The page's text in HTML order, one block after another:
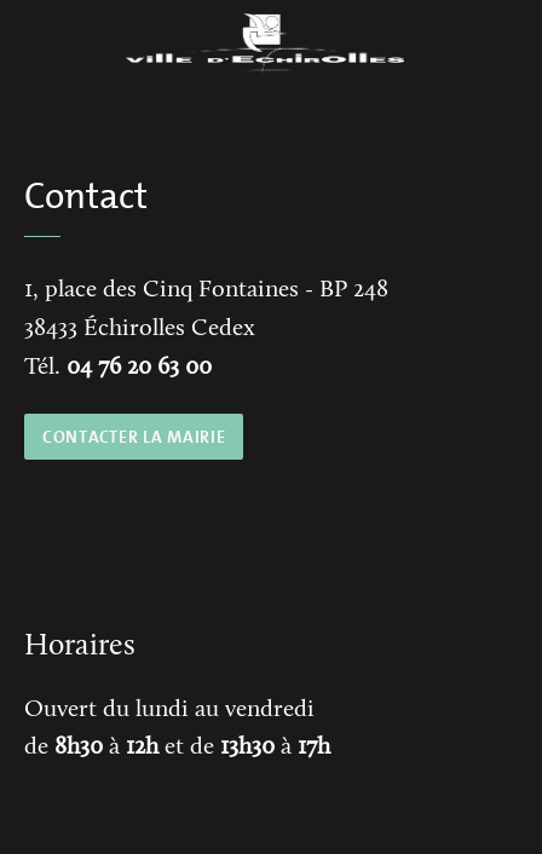
Contact
1, place des Cinq Fontaines - BP 248
38433 Échirolles Cedex
Tél. 04 76 20 63 00
CONTACTER LA MAIRIE
Horaires
Ouvert du lundi au vendredi
de 8h30 à 12het de 13h30 à 17h